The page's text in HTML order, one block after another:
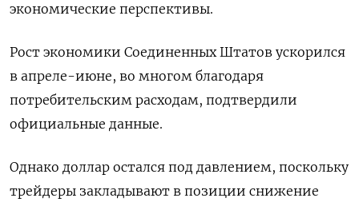
экономические перспективы.
Рост экономики Соединенных Штатов ускорился
в апреле-июне, во многом благодаря
потребительским расходам, подтвердили
официальные данные.
Однако доллар остался под давлением, поскольку
трейдеры закладывают в позиции снижение